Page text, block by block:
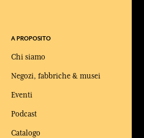
A PROPOSITO
Chi siamo
Negozi, fabbriche & musei
Eventi
Podcast
Catalogo